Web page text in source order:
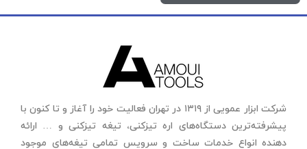
شرکت ابزار عمویی از ۱۳۱۹ در تهران فعالیت خود را آغاز و تا کنون با
پیشرفته‌ترین دستگاه‌های اره تیزکنی، تیغه تیزکنی و … ارائه
دهنده انواع خدمات ساخت و سرویس تمامی تیغه‌های موجود